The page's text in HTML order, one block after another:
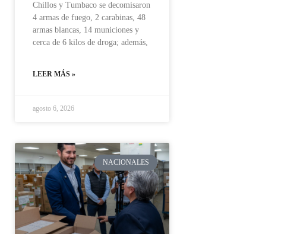
Chillos y Tumbaco se decomisaron
4 armas de fuego, 2 carabinas, 48
armas blancas, 14 municiones y
cerca de 6 kilos de droga; además,
LEER MÁS »
agosto 6, 2026
NACIONALES